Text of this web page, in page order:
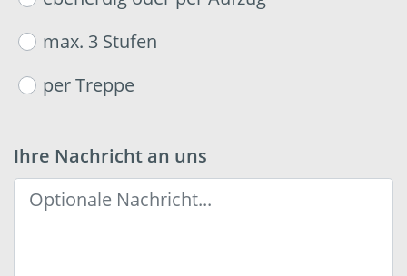
max. 3 Stufen
per Treppe
Ihre Nachricht an uns